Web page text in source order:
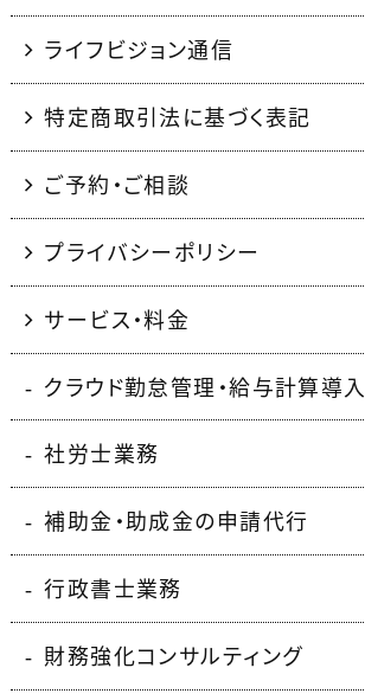
ライフビジョン通信
特定商取引法に基づく表記
ご予約・ご相談
プライバシーポリシー
サービス・料金
クラウド勤怠管理・給与計算導入
社労士業務
補助金・助成金の申請代行
行政書士業務
財務強化コンサルティング